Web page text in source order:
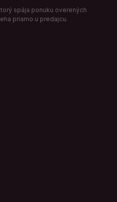
spája ponuku overených
priamo u predajcu.